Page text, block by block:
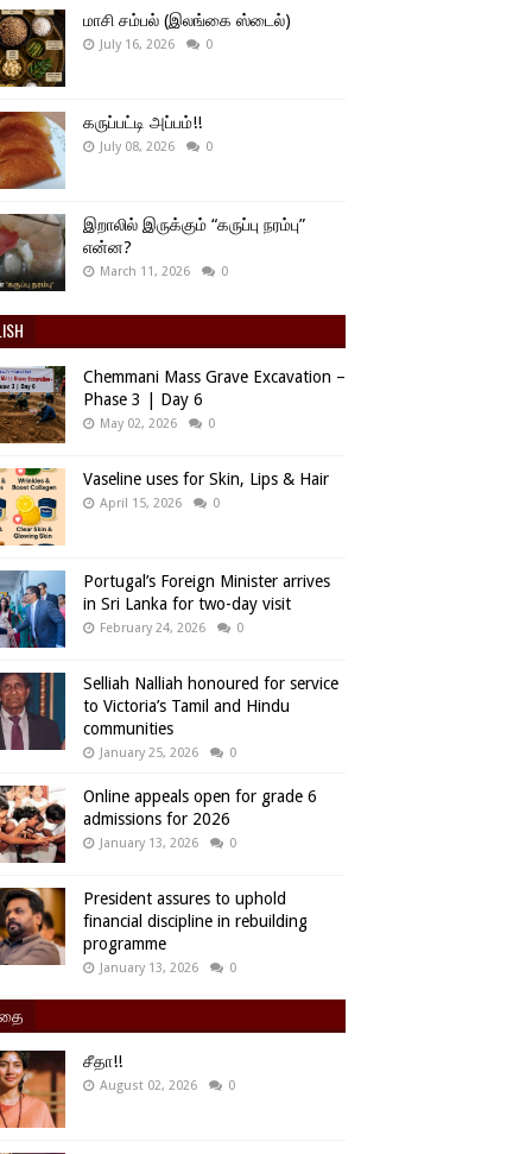
மாசி சம்பல் (இலங்கை ஸ்டைல்)
July 16, 2026 0
கருப்பட்டி அப்பம்!!
July 08, 2026 0
இறாலில் இருக்கும் “கருப்பு நரம்பு”
என்ன?
March 11, 2026 0
Chemmani Mass Grave Excavation –
Phase 3 | Day 6
May 02, 2026 0
Vaseline uses for Skin, Lips & Hair
April 15, 2026 0
Portugal’s Foreign Minister arrives
in Sri Lanka for two-day visit
February 24, 2026 0
Selliah Nalliah honoured for service
to Victoria’s Tamil and Hindu
communities
January 25, 2026 0
Online appeals open for grade 6
admissions for 2026
January 13, 2026 0
President assures to uphold
financial discipline in rebuilding
programme
January 13, 2026 0
சீதா!!
August 02, 2026 0